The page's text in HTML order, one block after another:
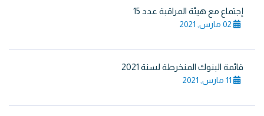
إجتماع مع هيئة المراقبة عدد 15
02 مارس, 2021
قائمة البنوك المنخرطة لسنة 2021
11 مارس, 2021